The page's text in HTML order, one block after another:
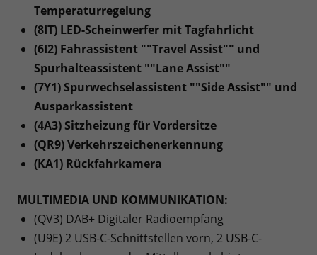
Temperaturregelung
(8IT) LED-Scheinwerfer mit Tagfahrlicht
(6I2) Fahrassistent ""Travel Assist"" und
Spurhalteassistent ""Lane Assist""
(7Y1) Spurwechselassistent ""Side Assist"" und
Ausparkassistent
(4A3) Sitzheizung für Vordersitze
(QR9) Verkehrszeichenerkennung
(KA1) Rückfahrkamera
MULTIMEDIA UND KOMMUNIKATION:
(QV3) DAB+ Digitaler Radioempfang
(U9E) 2 USB-C-Schnittstellen vorn, 2 USB-C-